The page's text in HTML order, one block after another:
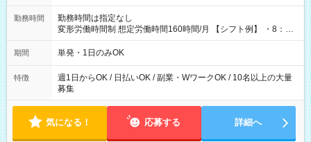
勤務時間
勤務時間は指定なし
変形労働時間制 想定労働時間160時間/月 【シフト例】 ・8：00
～21：00
期間 単発・1日のみOK
特徴
週1日からOK / 日払いOK / 副業・WワークOK / 10名以上の大量
募集
気になる！ 応募する 詳細へ